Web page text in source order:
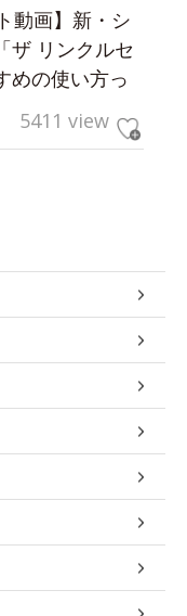
動画】新・シ
ザ リンクルセ
めの使い方っ
5411 view